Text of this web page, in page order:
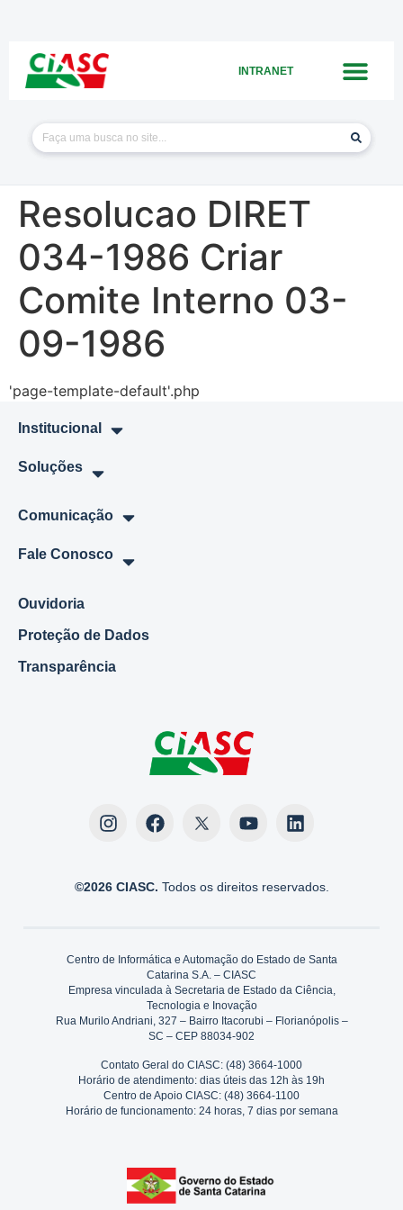
INTRANET
Resolucao DIRET
034-1986 Criar
Comite Interno 03-
09-1986
'page-template-default'.php
Institucional
Soluções
Comunicação
Fale Conosco
Ouvidoria
Proteção de Dados
Transparência
©2026 CIASC. Todos os direitos reservados.
Centro de Informática e Automação do Estado de Santa
Catarina S.A. – CIASC
Empresa vinculada à Secretaria de Estado da Ciência,
Tecnologia e Inovação
Rua Murilo Andriani, 327 – Bairro Itacorubi – Florianópolis –
SC – CEP 88034-902
Contato Geral do CIASC: (48) 3664-1000
Horário de atendimento: dias úteis das 12h às 19h
Centro de Apoio CIASC: (48) 3664-1100
Horário de funcionamento: 24 horas, 7 dias por semana